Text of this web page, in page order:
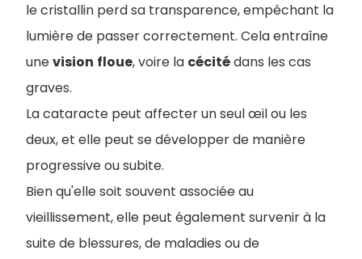
le cristallin perd sa transparence, empêchant la
lumière de passer correctement. Cela entraîne
unevision floue, voire la cécitédans les cas
graves.
La cataracte peut affecter un seul œil ou les
deux, et elle peut se développer de manière
progressive ou subite.
Bien qu'elle soit souvent associée au
vieillissement, elle peut également survenir à la
suite de blessures, de maladies ou de